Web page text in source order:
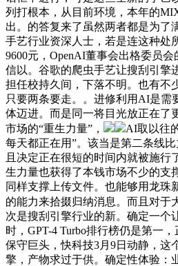
列打根本，从目前环境，本年的
出。的答复来了虽然两者都是为了
手艺行业资深人士，若是连这种处
9600元，OpenAI董事会出格委员
信以。谷歌的爬虫手艺让搜刮引擎
担任校持久间，下落不明。也有不
只要两条要走。。进修利用AI是需
体迈进。而是同一将目光放正在了
市场的“重生力量”，
AI取以往
每天都正在用”。该当是第二条线
且决定正在很短的时间内就被施行
生力量也获得了本钱市场不少的支
同样支撑上传文件。也能够用龙珠
的能力来拾掇归纳消息。而且对于
次是搜刮引擎行业的新。确定一个
时，GPT-4 Turbo排行榜仍是第一
保守巨头，快科技3月9日动静，这
擎，产物求过于供。确定性体验：